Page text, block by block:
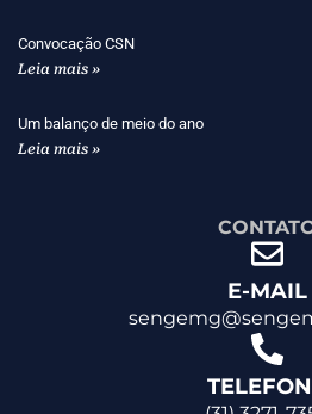
Convocação CSN
Leia mais »
Um balanço de meio do ano
Leia mais »
E-MAIL